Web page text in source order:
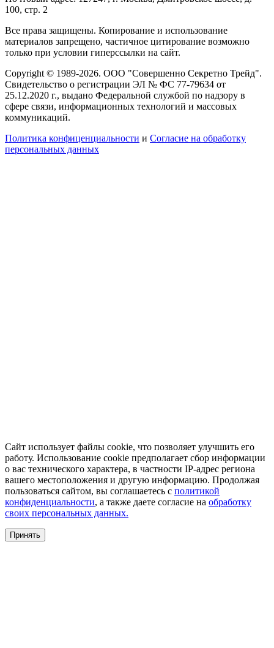
100, стр. 2
Все права защищены. Копирование и использование
материалов запрещено, частичное цитирование возможно
только при условии гиперссылки на сайт.
Copyright © 1989-2026. ООО "Совершенно Секретно Трейд".
Свидетельство о регистрации ЭЛ № ФС 77-79634 от
25.12.2020 г., выдано Федеральной службой по надзору в
сфере связи, информационных технологий и массовых
коммуникаций.
Политика конфиценциальности и Согласие на обработку
персональных данных
Сайт использует файлы cookie, что позволяет улучшить его
работу. Использование cookie предполагает сбор информации
о вас технического характера, в частности IP-адрес региона
вашего местоположения и другую информацию. Продолжая
пользоваться сайтом, вы соглашаетесь с политикой
конфиденциальности, а также даете согласие на обработку
своих персональных данных.
Принять